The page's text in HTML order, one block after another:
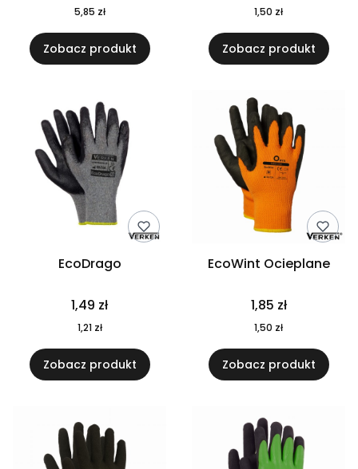
Cena
5,85 zł
Zobacz produkt
Cena
1,50 zł
Zobacz produkt
EcoDrago
Cena
1,49 zł
Cena
1,21 zł
Zobacz produkt
EcoWint Ocieplane
Cena
1,85 zł
Cena
1,50 zł
Zobacz produkt